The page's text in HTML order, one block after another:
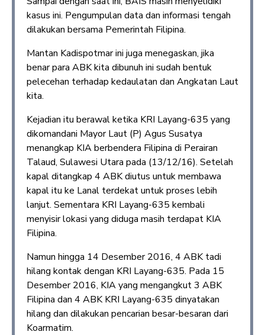
kasus ini. Pengumpulan data dan informasi tengah
dilakukan bersama Pemerintah Filipina.
Mantan Kadispotmar ini juga menegaskan, jika
benar para ABK kita dibunuh ini sudah bentuk
pelecehan terhadap kedaulatan dan Angkatan Laut
kita.
Kejadian itu berawal ketika KRI Layang-635 yang
dikomandani Mayor Laut (P) Agus Susatya
menangkap KIA berbendera Filipina di Perairan
Talaud, Sulawesi Utara pada (13/12/16). Setelah
kapal ditangkap 4 ABK diutus untuk membawa
kapal itu ke Lanal terdekat untuk proses lebih
lanjut. Sementara KRI Layang-635 kembali
menyisir lokasi yang diduga masih terdapat KIA
Filipina.
Namun hingga 14 Desember 2016, 4 ABK tadi
hilang kontak dengan KRI Layang-635. Pada 15
Desember 2016, KIA yang mengangkut 3 ABK
Filipina dan 4 ABK KRI Layang-635 dinyatakan
hilang dan dilakukan pencarian besar-besaran dari
Koarmatim.